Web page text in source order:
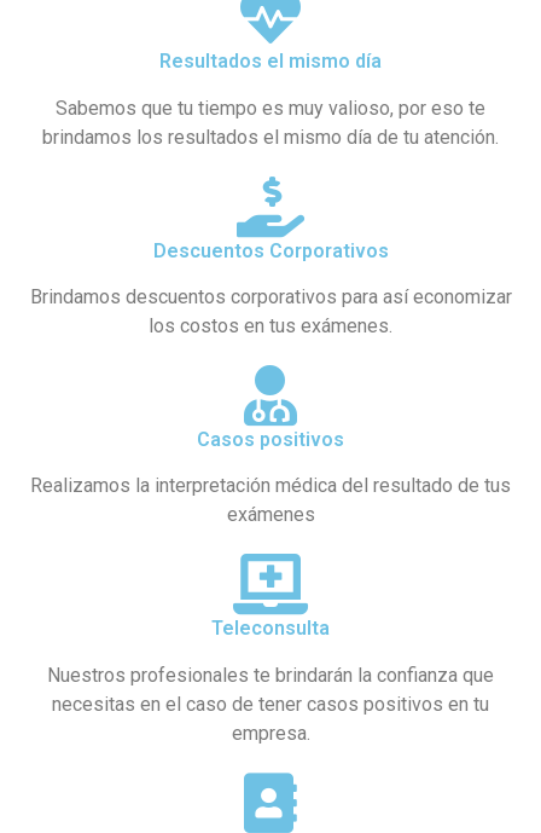
Resultados el mismo día
Sabemos que tu tiempo es muy valioso, por eso te
brindamos los resultados el mismo día de tu atención.
Descuentos Corporativos
Brindamos descuentos corporativos para así economizar
los costos en tus exámenes.
Casos positivos
Realizamos la interpretación médica del resultado de tus
exámenes
Teleconsulta
Nuestros profesionales te brindarán la confianza que
necesitas en el caso de tener casos positivos en tu
empresa.